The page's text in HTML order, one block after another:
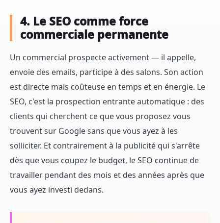
4. Le SEO comme force
commerciale permanente
Un commercial prospecte activement — il appelle,
envoie des emails, participe à des salons. Son action
est directe mais coûteuse en temps et en énergie. Le
SEO, c'est la prospection entrante automatique : des
clients qui cherchent ce que vous proposez vous
trouvent sur Google sans que vous ayez à les
solliciter. Et contrairement à la publicité qui s'arrête
dès que vous coupez le budget, le SEO continue de
travailler pendant des mois et des années après que
vous ayez investi dedans.